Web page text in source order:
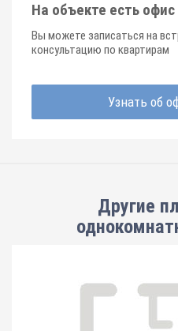
На объекте есть
Вы можете записаться на
консультацию по квартирам
Узнать об
Другие